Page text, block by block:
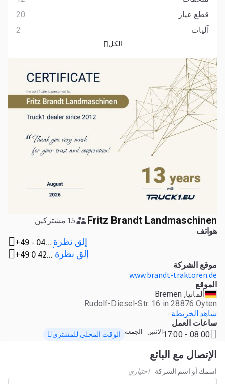
Fritz Brandt Landmaschinen 15 مشتركين
هواتف
+49 - 04... إلق نظرة
+49 0 42... إلق نظرة
موقع الشركة
www.brandt-traktoren.de
الموقع
ألمانيا, Bremen
Rudolf-Diesel-Str. 16 in 28876 Oyten
شاهد الخريطة
ساعات العمل
08:00 - 17:00
الاثنين - الجمعة الوقت المحلي للمشتري
الإتصال مع البائع
اسمك أو اسم الشركة - اختياري
قطع غيار
20
آليات
2
الكل